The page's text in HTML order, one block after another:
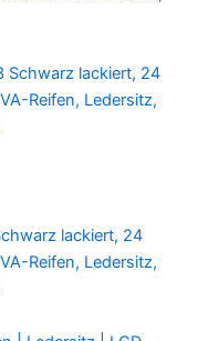
lackiert, 24
Reifen, Ledersitz,